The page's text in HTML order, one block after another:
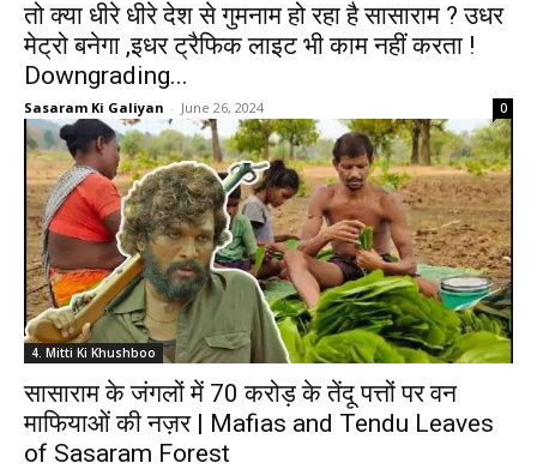
तो क्या धीरे धीरे देश से गुमनाम हो रहा है सासाराम ? उधर
मेट्रो बनेगा ,इधर ट्रैफिक लाइट भी काम नहीं करता !
Downgrading...
Sasaram Ki Galiyan - June 26, 2024 0
4. Mitti Ki Khushboo
सासाराम के जंगलों में 70 करोड़ के तेंदू पत्तों पर वन
माफियाओं की नज़र | Mafias and Tendu Leaves
of Sasaram Forest